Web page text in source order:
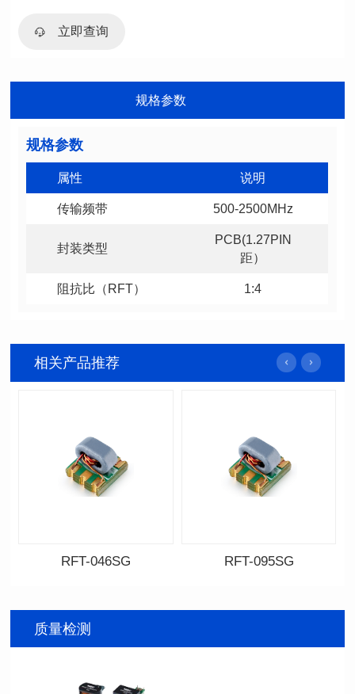
立即查询
规格参数
规格参数
属性 说明
传输频带 500-2500MHz
封装类型
距）
阻抗比（RFT） 1:4
相关产品推荐
料号: RFT-046SG
传输频带: 0.4-500MHz
阻抗比（RFT）: 1:1
RFT-046SG
料号: RFT-095SG
RFT-095SG
质量检测